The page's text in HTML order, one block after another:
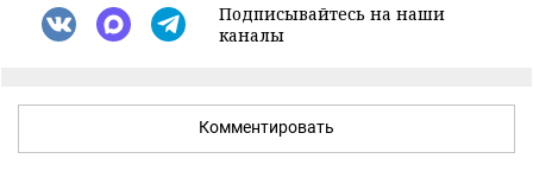
Подписывайтесь на наши
каналы
Комментировать